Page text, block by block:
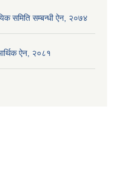
समिति सम्बन्धी ऐन, २०७४
ऐन, २०८१